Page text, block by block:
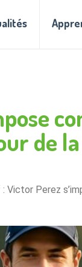
de
: Victor Perez